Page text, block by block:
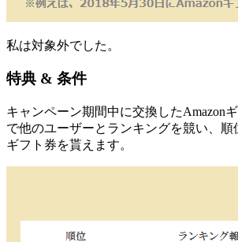
私は対象外でした。
特典 & 条件
キャンペーン期間中に交換したAmazon
で他のユーザーとランキングを競い、順
ギフト券を貰えます。